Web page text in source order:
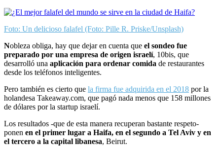
Foto: Un delicioso falafel (Foto: Pille R. Priske/Unsplash)
Nobleza obliga, hay que dejar en cuenta que el sondeo fue
preparado por una empresa de origen israelí, 10bis, que
desarrolló una aplicación para ordenar comida de restaurantes
desde los teléfonos inteligentes.
Pero también es cierto que la firma fue adquirida en el 2018 por la
holandesa Takeaway.com, que pagó nada menos que 158 millones
de dólares por la startup israelí.
Los resultados -que de esta manera recuperan bastante respeto-
ponen en el primer lugar a Haifa, en el segundo a Tel Aviv y en
el tercero a la capital libanesa, Beirut.